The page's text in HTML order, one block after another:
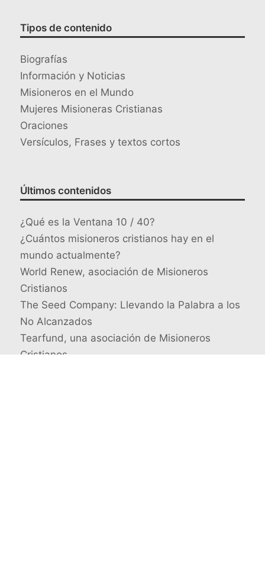
Tipos de contenido
Biografías
Información y Noticias
Misioneros en el Mundo
Mujeres Misioneras Cristianas
Oraciones
Versículos, Frases y textos cortos
Últimos contenidos
¿Qué es la Ventana 10 / 40?
¿Cuántos misioneros cristianos hay en el
mundo actualmente?
World Renew, asociación de Misioneros
Cristianos
The Seed Company: Llevando la Palabra a los
No Alcanzados
Tearfund, una asociación de Misioneros
Cristianos